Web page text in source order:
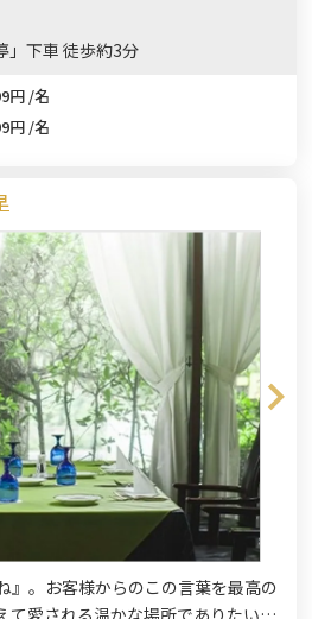
」下車 徒歩約3分
円 /名
円 /名
』。お客様からのこの言葉を最高の